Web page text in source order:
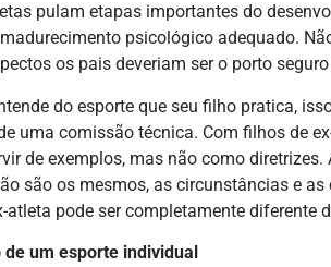
pulam etapas importantes do
psicológico adequado.
os pais deveriam ser o porto
do esporte que seu filho pratica,
uma comissão técnica. Com filhos de
de exemplos, mas não como
são os mesmos, as circunstâncias e
atleta pode ser completamente diferente
um esporte individual